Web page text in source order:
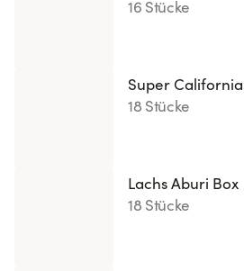
16 Stücke
Super California
18 Stücke
Lachs Aburi Box
18 Stücke